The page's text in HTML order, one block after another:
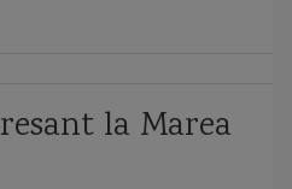
la Marea